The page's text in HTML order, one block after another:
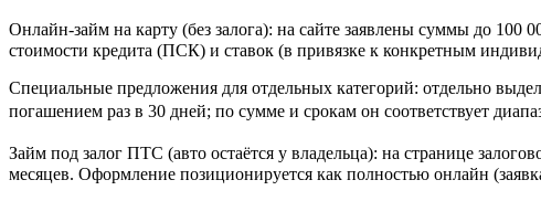
Онлайн‑займ на карту (без залога): на сайте заявлены суммы до
стоимости кредита (ПСК) и ставок (в привязке к конкретным
Специальные предложения для отдельных категорий: отдельно
погашением раз в 30 дней; по сумме и срокам он соответствует
Займ под залог ПТС (авто остаётся у владельца): на странице
месяцев. Оформление позиционируется как полностью онлайн